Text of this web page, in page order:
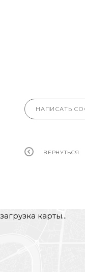
НАПИСАТЬ
ВЕРНУТЬСЯ
загрузка карты...